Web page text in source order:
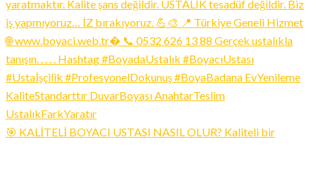
🎯 KALİTELİ BOYACI USTASI NASIL OLUR? Kaliteli bir